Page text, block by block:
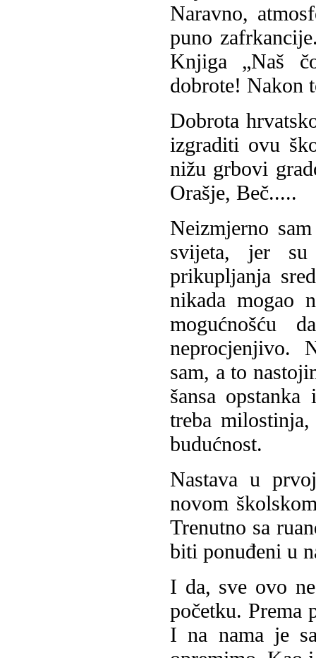
Naravno,
puno
Knjiga „Naš
dobrote! Nakon
Dobrota
izgraditi ovu
nižu grbovi
Orašje, Beč.....
Neizmjerno
svijeta, jer
prikupljanja
nikada mogao
mogućnošću
neprocjenjivo.
sam, a to
šansa
treba
budućnost.
Nastava u
novom
Trenutno sa
biti ponuđeni u
I da, sve ovo
početku. Prema
I na nama je